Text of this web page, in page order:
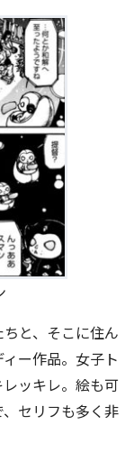
と、そこに住ん
ー作品。女子ト
ッキレ。絵も可
セリフも多く非